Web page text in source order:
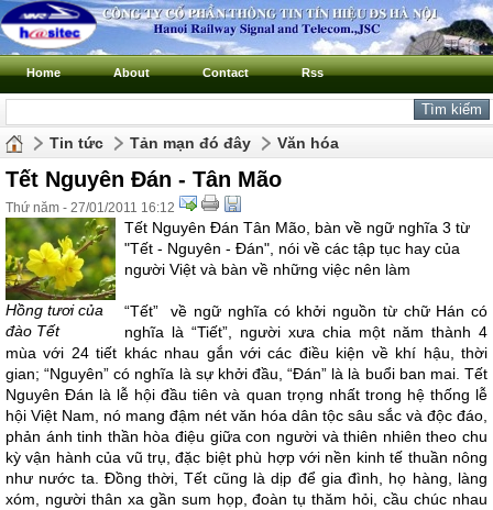
Home About Contact Rss
Tin tức Tản mạn đó đây Văn hóa
Tết Nguyên Đán - Tân Mão
Thứ năm - 27/01/2011 16:12
Hồng tươi của
đào Tết
Tết Nguyên Đán Tân Mão, bàn về ngữ nghĩa 3 từ
"Tết - Nguyên - Đán", nói về các tập tục hay của
người Việt và bàn về những việc nên làm
“Tết” về ngữ nghĩa có khởi nguồn từ chữ Hán có
nghĩa là “Tiết”, người xưa chia một năm thành 4
mùa với 24 tiết khác nhau gắn với các điều kiện về khí hậu, thời
gian; “Nguyên” có nghĩa là sự khởi đầu, “Đán” là là buổi ban mai. Tết
Nguyên Đán là lễ hội đầu tiên và quan trọng nhất trong hệ thống lễ
hội Việt Nam, nó mang đậm nét văn hóa dân tộc sâu sắc và độc đáo,
phản ánh tinh thần hòa điệu giữa con người và thiên nhiên theo chu
kỳ vận hành của vũ trụ, đặc biệt phù hợp với nền kinh tế thuần nông
như nước ta. Đồng thời, Tết cũng là dịp để gia đình, họ hàng, làng
xóm, người thân xa gần sum họp, đoàn tụ thăm hỏi, cầu chúc nhau